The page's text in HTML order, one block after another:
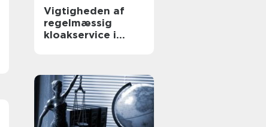
Vigtigheden af
regelmæssig
kloakservice i